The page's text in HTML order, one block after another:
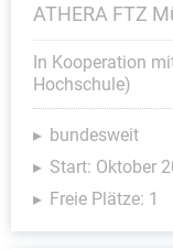
ATHERA FTZ
In Kooperation
Hochschule)
bundesweit
Start: Oktober
Freie Plätze: 1